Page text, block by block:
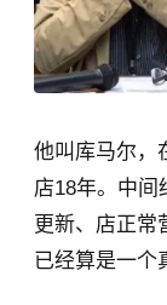
他叫库马尔，
店18年。中间
更新、店正常
已经算是一个